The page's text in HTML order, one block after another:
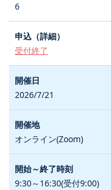
6
受付終了
2026/7/21
オンライン(Zoom)
9:30～16:30(受付9:00)